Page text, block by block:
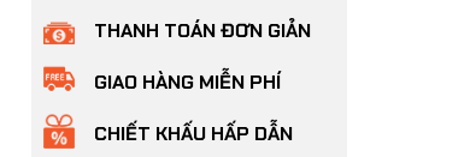
THANH TOÁN ĐƠN GIẢN
GIAO HÀNG MIỄN PHÍ
CHIẾT KHẤU HẤP DẪN